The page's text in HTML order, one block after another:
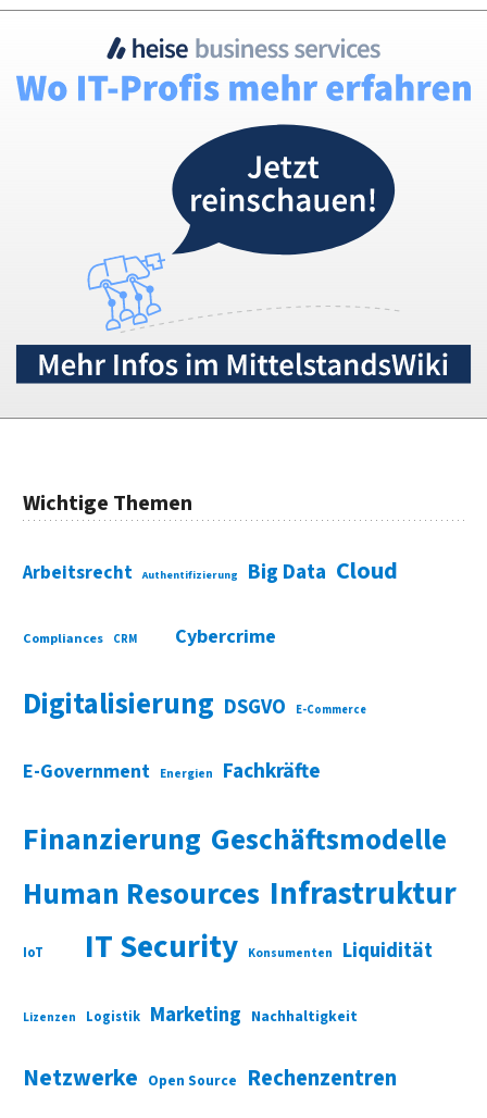
Wichtige Themen
Arbeitsrecht Authentifizierung Big Data Cloud
Compliances CRM Cybercrime
Digitalisierung DSGVO E-Commerce
E-Government Energien Fachkräfte
Finanzierung Geschäftsmodelle
Human Resources Infrastruktur
IoT IT Security Konsumenten Liquidität
Lizenzen Logistik Marketing Nachhaltigkeit
Netzwerke Open Source Rechenzentren